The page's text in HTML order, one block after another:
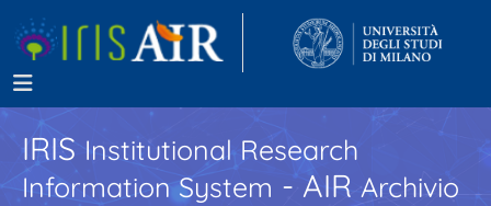
IRISInstitutional Research
Information System - AIR Archivio